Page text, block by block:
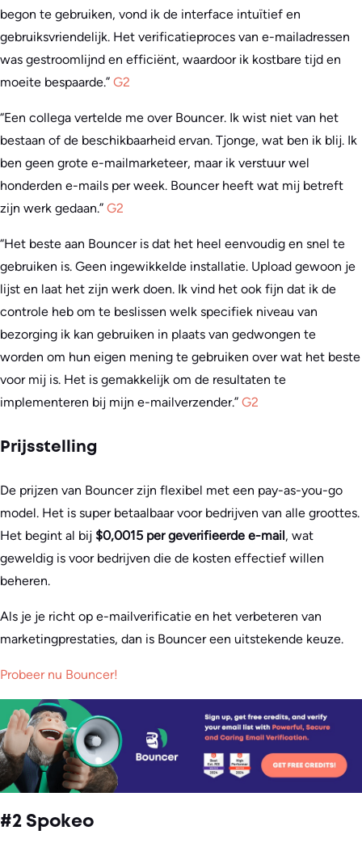
begon te gebruiken, vond ik de interface intuïtief en
gebruiksvriendelijk. Het verificatieproces van e-mailadressen
was gestroomlijnd en efficiënt, waardoor ik kostbare tijd en
moeite bespaarde.” G2
“Een collega vertelde me over Bouncer. Ik wist niet van het
bestaan of de beschikbaarheid ervan. Tjonge, wat ben ik blij. Ik
ben geen grote e-mailmarketeer, maar ik verstuur wel
honderden e-mails per week. Bouncer heeft wat mij betreft
zijn werk gedaan.” G2
“Het beste aan Bouncer is dat het heel eenvoudig en snel te
gebruiken is. Geen ingewikkelde installatie. Upload gewoon je
lijst en laat het zijn werk doen. Ik vind het ook fijn dat ik de
controle heb om te beslissen welk specifiek niveau van
bezorging ik kan gebruiken in plaats van gedwongen te
worden om hun eigen mening te gebruiken over wat het beste
voor mij is. Het is gemakkelijk om de resultaten te
implementeren bij mijn e-mailverzender.” G2
Prijsstelling
De prijzen van Bouncer zijn flexibel met een pay-as-you-go
model. Het is super betaalbaar voor bedrijven van alle groottes.
Het begint al bij $0,0015 per geverifieerde e-mail, wat
geweldig is voor bedrijven die de kosten effectief willen
beheren.
Als je je richt op e-mailverificatie en het verbeteren van
marketingprestaties, dan is Bouncer een uitstekende keuze.
Probeer nu Bouncer!
#2 Spokeo